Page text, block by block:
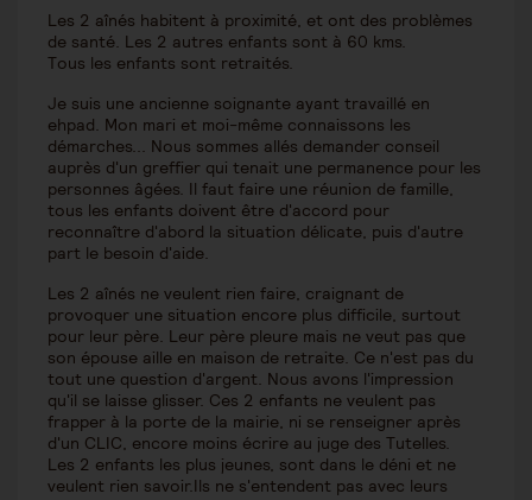
Les 2 aînés habitent à proximité, et ont des problèmes
de santé. Les 2 autres enfants sont à 60 kms.
Tous les enfants sont retraités.
Je suis une ancienne soignante ayant travaillé en
ehpad. Mon mari et moi-même connaissons les
démarches... Nous sommes allés demander conseil
auprès d'un greffier qui tenait une permanence pour les
personnes âgées. Il faut faire une réunion de famille,
tous les enfants doivent être d'accord pour
reconnaître d'abord la situation délicate, puis d'autre
part le besoin d'aide.
Les 2 aînés ne veulent rien faire, craignant de
provoquer une situation encore plus difficile, surtout
pour leur père. Leur père pleure mais ne veut pas que
son épouse aille en maison de retraite. Ce n'est pas du
tout une question d'argent. Nous avons l'impression
qu'il se laisse glisser. Ces 2 enfants ne veulent pas
frapper à la porte de la mairie, ni se renseigner après
d'un CLIC, encore moins écrire au juge des Tutelles.
Les 2 enfants les plus jeunes, sont dans le déni et ne
veulent rien savoir.Ils ne s'entendent pas avec leurs